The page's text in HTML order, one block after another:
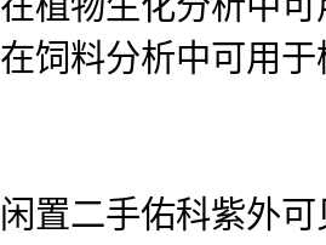
在饲料分析中可用
闲置二手佑科紫外